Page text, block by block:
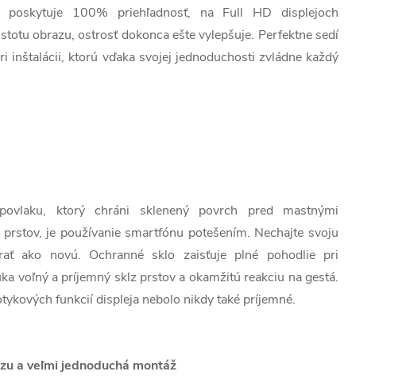
poskytuje 100% priehľadnosť, na Full HD displejoch
obrazu, ostrosť dokonca ešte vylepšuje. Perfektne sedí
inštalácii, ktorú vďaka svojej jednoduchosti zvládne každý
ktorý chráni sklenený povrch pred mastnými
je používanie smartfónu potešením. Nechajte svoju
ako novú. Ochranné sklo zaisťuje plné pohodlie pri
voľný a príjemný sklz prstov a okamžitú reakciu na gestá.
funkcií displeja nebolo nikdy také príjemné.
a veľmi jednoduchá montáž